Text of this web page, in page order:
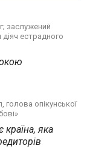
заслужений
естрадного
голова опікунської
яка